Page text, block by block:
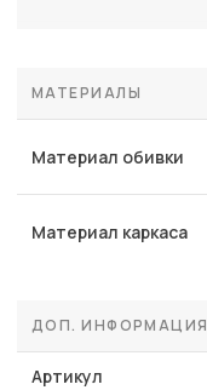
МАТЕРИАЛЫ
Материал обивки
Материал каркаса
ДОП. ИНФОРМАЦИЯ
Артикул